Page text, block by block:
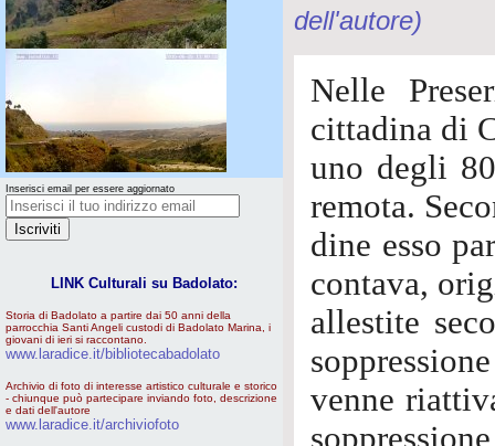
Inserisci email per essere aggiornato
LINK Culturali su Badolato:
Storia di Badolato a partire dai 50 anni della
parrocchia Santi Angeli custodi di Badolato Marina, i
giovani di ieri si raccontano.
www.laradice.it/bibliotecabadolato
Archivio di foto di interesse artistico culturale e storico
- chiunque può partecipare inviando foto, descrizione
e dati dell'autore
www.laradice.it/archiviofoto
dell'autore)
Nelle
cittadina di
uno degli
remota.
dine esso
contava,
allestite
venne